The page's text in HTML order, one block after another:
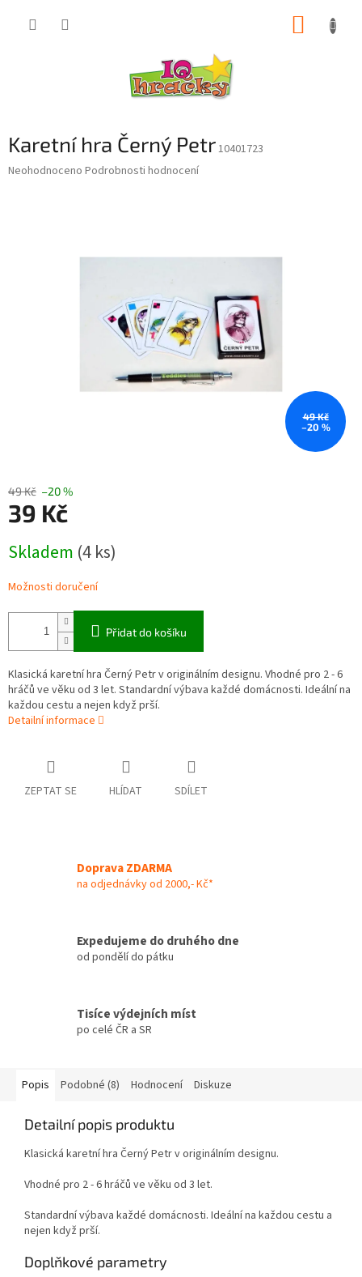
Karetní hra Černý Petr10401723
Průměrné
Neohodnoceno Podrobnosti hodnocení
49 Kč
–20 %
49 Kč –20 %
39 Kč
cena:
Skladem (4 ks)
Možnosti doručení
Přidat do košíku
Klasická karetní hra Černý Petr v originálním designu. Vhodné pro 2 - 6
hráčů ve věku od 3 let. Standardní výbava každé domácnosti. Ideální na
každou cestu a nejen když prší.
Detailní informace
ZEPTAT SE HLÍDAT SDÍLET
Doprava ZDARMA
na odjednávky od 2000,- Kč*
Expedujeme do druhého dne
od pondělí do pátku
Tisíce výdejních míst
po celé ČR a SR
Popis Podobné (8) Hodnocení Diskuze
Detailní popis produktu
Klasická karetní hra Černý Petr v originálním designu.
Vhodné pro 2 - 6 hráčů ve věku od 3 let.
Standardní výbava každé domácnosti. Ideální na každou cestu a
nejen když prší.
Doplňkové parametry